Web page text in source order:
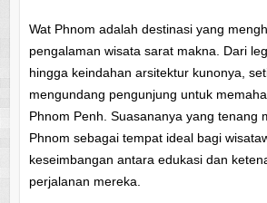
Wat Phnom adalah destinasi yang
pengalaman wisata sarat makna. Dari
hingga keindahan arsitektur kunonya,
mengundang pengunjung untuk
Phnom Penh. Suasananya yang tenang
Phnom sebagai tempat ideal bagi
keseimbangan antara edukasi dan
perjalanan mereka.